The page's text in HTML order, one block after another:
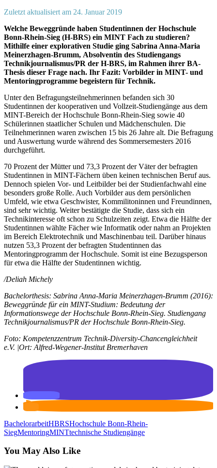
Zuletzt aktualisiert am 24. Januar 2019
Welche Beweggründe haben Studentinnen der Hochschule
Bonn-Rhein-Sieg (H-BRS) ein MINT Fach zu studieren?
Mithilfe einer explorativen Studie ging Sabrina Anna-Maria
Meinerzhagen-Brumm, Absolventin des Studiengangs
Technikjournalismus/PR der H-BRS, im Rahmen ihrer BA-
Thesis dieser Frage nach. Ihr Fazit: Vorbilder in MINT- und
Mentoringprogramme begeistern für Technik.
Unter den Befragungsteilnehmerinnen befanden sich 30
Studentinnen der kooperativen und Vollzeit-Studiengänge aus dem
MINT-Bereich der Hochschule Bonn-Rhein-Sieg sowie 40
Schülerinnen staatlicher Schulen und Mädchenschulen. Die
Teilnehmerinnen waren zwischen 15 bis 26 Jahre alt. Die Befragung
und Auswertung wurde während des Sommersemesters 2016
durchgeführt.
70 Prozent der Mütter und 73,3 Prozent der Väter der befragten
Studentinnen in MINT-Fächern üben keinen technischen Beruf aus.
Dennoch spielen Vor- und Leitbilder bei der Studienfachwahl eine
besonders große Rolle. Auch Vorbilder aus dem persönlichen
Umfeld, wie etwa Geschwister, Kommilitoninnen und Freundinnen,
sind sehr wichtig. Weiter bestätigte die Studie, dass sich ein
Technikinteresse oft schon zu Schulzeiten zeigt. Etwa die Hälfte der
Studentinnen wählte Fächer wie Informatik oder nahm an Projekten
im Bereich Elektrotechnik und Maschinenbau teil. Darüber hinaus
nutzen 53,3 Prozent der befragten Studentinnen das
Mentoringprogramm der Hochschule. Somit ist eine Bezugsperson
für etwa die Hälfte der Studentinnen wichtig.
/Deliah Michely
Bachelorthesis: Sabrina Anna-Maria Meinerzhagen-Brumm (2016):
Beweggründe für ein MINT-Studium: Bedeutung der
Informationswege der Hochschule Bonn-Rhein-Sieg. Studiengang
Technikjournalismus/PR der Hochschule Bonn-Rhein-Sieg.
Foto: Kompetenzzentrum Technik-Diversity-Chancengleichheit
e.V. |Ort: Alfred-Wegener-Institut Bremerhaven
BachelorarbeitHBRSHochschule Bonn-Rhein-
SiegMentoringMINTtechnische Studiengänge
You May Also Like